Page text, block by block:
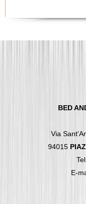
BED
Via
94015
E-